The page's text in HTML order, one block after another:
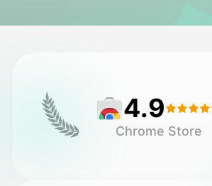
Foto
Andre verktøy
4.9
Chrome Store